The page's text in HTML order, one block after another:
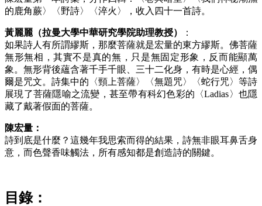
的鹿角蕨〉〈野詩〉〈淬火〉，收入四十一首詩。
黃麗麗（拉曼大學中華研究學院助理教授）
：
如果詩人有所謂繆斯，那麼菩薩就是宏量的東方繆斯。佛菩薩
無形無相，其實不是真的無，只是無固定形象，反而能顯萬
象。無形背後蘊含著千手千眼、三十二化身，有時是心經，偶
爾是咒文。詩集中的〈頸上菩薩〉〈無題咒〉〈蛇行咒〉等詩
展現了菩薩隱喻之流變，甚至帶有科幻色彩的〈Ladias〉也隱
藏了戴著假面的菩薩。
陳宏量：
詩到底是什麼？這幾年我思索而得的結果，詩無非眼耳鼻舌身
意，而色聲香味觸法，所有感知都是創造詩的關鍵。
目錄：